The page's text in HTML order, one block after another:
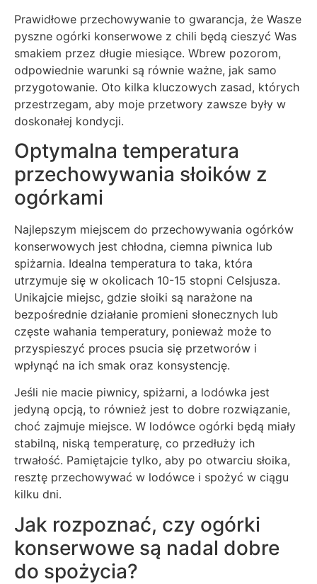
Prawidłowe przechowywanie to gwarancja, że Wasze
pyszne ogórki konserwowe z chili będą cieszyć Was
smakiem przez długie miesiące. Wbrew pozorom,
odpowiednie warunki są równie ważne, jak samo
przygotowanie. Oto kilka kluczowych zasad, których
przestrzegam, aby moje przetwory zawsze były w
doskonałej kondycji.
Optymalna temperatura
przechowywania słoików z
ogórkami
Najlepszym miejscem do przechowywania ogórków
konserwowych jest chłodna, ciemna piwnica lub
spiżarnia. Idealna temperatura to taka, która
utrzymuje się w okolicach 10-15 stopni Celsjusza.
Unikajcie miejsc, gdzie słoiki są narażone na
bezpośrednie działanie promieni słonecznych lub
częste wahania temperatury, ponieważ może to
przyspieszyć proces psucia się przetworów i
wpłynąć na ich smak oraz konsystencję.
Jeśli nie macie piwnicy, spiżarni, a lodówka jest
jedyną opcją, to również jest to dobre rozwiązanie,
choć zajmuje miejsce. W lodówce ogórki będą miały
stabilną, niską temperaturę, co przedłuży ich
trwałość. Pamiętajcie tylko, aby po otwarciu słoika,
resztę przechowywać w lodówce i spożyć w ciągu
kilku dni.
Jak rozpoznać, czy ogórki
konserwowe są nadal dobre
do spożycia?